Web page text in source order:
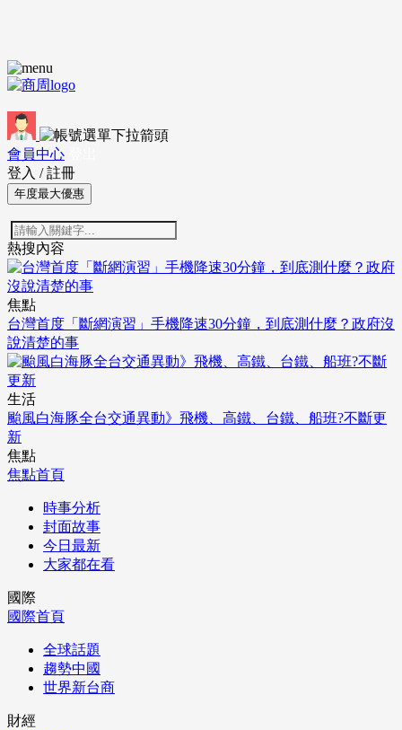
會員中心
登入 / 註冊
年度最大優惠
熱搜內容
焦點
台灣首度「斷網演習」手機降速30分鐘，到底測什麼？政府沒
說清楚的事
生活
颱風白海豚全台交通異動》飛機、高鐵、台鐵、船班?不斷更
新
焦點
焦點首頁
時事分析
封面故事
今日最新
大家都在看
國際
國際首頁
全球話題
趨勢中國
世界新台商
財經